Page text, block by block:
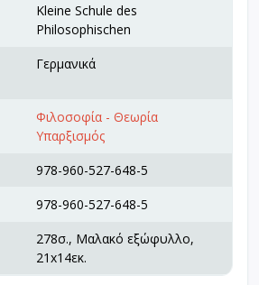
Kleine Schule des
Philosophischen
Γερμανικά
Φιλοσοφία - Θεωρία
Υπαρξισμός
978-960-527-648-5
978-960-527-648-5
278σ., Μαλακό εξώφυλλο,
21x14εκ.